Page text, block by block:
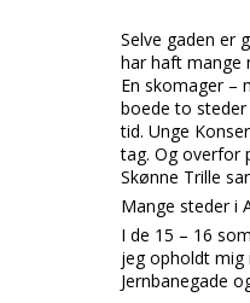
Selve gaden er
har haft mange
En skomager –
boede to
tid. Unge
tag. Og overfor
Skønne Trille
Mange steder i
I de 15 – 16 som
jeg opholdt mig
Jernbanegade